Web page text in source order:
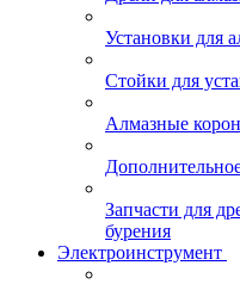
Установки для
Стойки для
Алмазные
Запчасти для
бурения
Электроинструмент